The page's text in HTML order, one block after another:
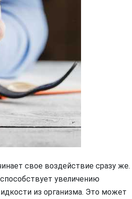
свое воздействие сразу же.
увеличению
из организма. Это может